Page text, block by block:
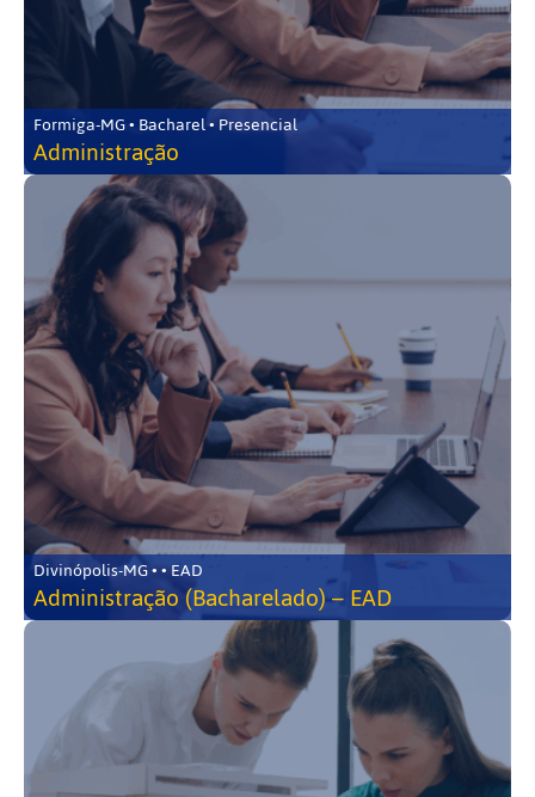
Formiga-MG • Bacharel • Presencial
Administração
Divinópolis-MG • • EAD
Administração (Bacharelado) – EAD